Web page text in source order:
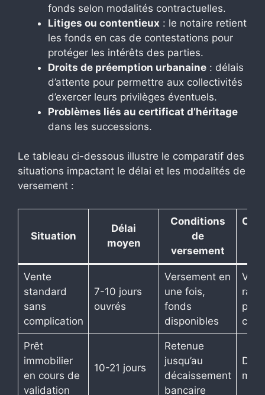
fonds selon modalités contractuelles.
Litiges ou contentieux : le notaire retient
les fonds en cas de contestations pour
protéger les intérêts des parties.
Droits de préemption urbanaine : délais
d’attente pour permettre aux collectivités
d’exercer leurs privilèges éventuels.
Problèmes liés au certificat d’héritage
dans les successions.
Le tableau ci-dessous illustre le comparatif des
situations impactant le délai et les modalités de
versement :
Situation
Délai
moyen
Conditions
de
versement
Vente
standard
sans
complication
7-10 jours
ouvrés
Versement en
une fois,
fonds
disponibles
Prêt
immobilier
en cours de
validation
10-21 jours
Retenue
jusqu’au
décaissement
bancaire